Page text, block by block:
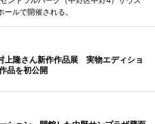
ルで開催される。
上隆さん新作作品展 実物エディショ
品を初公開